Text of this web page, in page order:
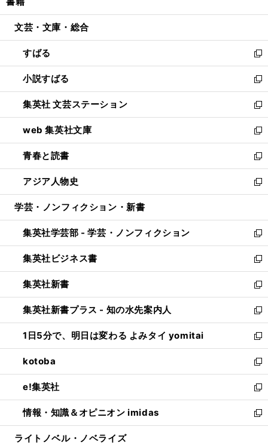
開
ウ
開
く
ン
ウ
で
開
く
ウ
ン
ド
ウ
で
開
く
文芸・文庫・総合
すばる
新
し
い
ウ
ィ
ン
ド
ウ
で
開
く
小説すばる
新
し
い
ウ
ィ
ン
ド
ウ
で
開
集英社 文芸ステーション
新
し
い
ウ
ィ
ン
ド
ウ
開
く
web 集英社文庫
新
し
い
ウ
ィ
ン
ウ
で
開
く
青春と読書
新
し
い
ウ
ン
ド
ウ
で
開
く
アジア人物史
新
し
ウ
ィ
ン
ド
ウ
で
開
く
学芸・ノンフィクション・新書
集英社学芸部 - 学芸・ノンフィクション
新
し
い
ウ
ィ
ン
ド
ウ
で
開
く
集英社ビジネス書
新
し
い
ウ
ィ
ン
ド
ウ
で
開
く
集英社新書
新
し
い
ウ
ィ
ン
ド
ウ
で
開
く
集英社新書プラス - 知の水先案内人
新
し
い
ウ
ィ
ン
ド
ウ
で
開
1日5分で、明日は変わる よみタイ yomitai
新
し
い
ウ
ィ
ン
ド
ウ
kotoba
新
し
い
ウ
ィ
ン
e!集英社
新
し
い
ウ
情報・知識＆オピニオン imidas
新
し
ライトノベル・ノベライズ